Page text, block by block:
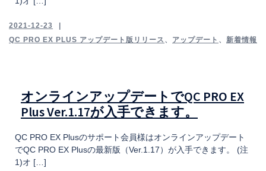
2021-12-23
QC PRO EX PLUS アップデート版リリース 、 アップデート 、 新着情報
オンラインアップデートでQC PRO EX
Plus Ver.1.17が入手できます。
QC PRO EX Plusのサポート会員様はオンラインアップデート
でQC PRO EX Plusの最新版（Ver.1.17）が入手できます。 (注
1)オ […]